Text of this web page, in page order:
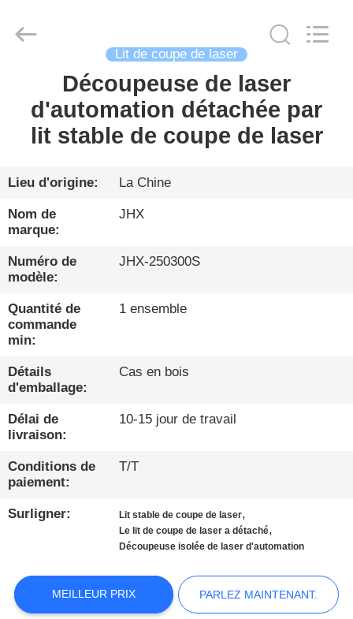
D'ACIER
TENEUR
EN
CARBONE
PRODUITS
À
PROPOS
DE
NOUS
VISITE
D'USINE
CONDITIONS
PAIEMENT
Co.,Ltd.
Lit de coupe de laser
Découpeuse de laser
d'automation détachée par
lit stable de coupe de laser
Lieu d'origine: La Chine
Nom de
marque:
JHX
Numéro de
modèle:
JHX-250300S
Quantité de
commande
min:
1 ensemble
Détails
d'emballage:
Cas en bois
Délai de
livraison:
10-15 jour de travail
Conditions de
paiement:
T/T
Surligner: Lit stable de coupe de laser,
Le lit de coupe de laser a détaché,
Découpeuse isolée de laser d'automation
MEILLEUR PRIX PARLEZ MAINTENANT.